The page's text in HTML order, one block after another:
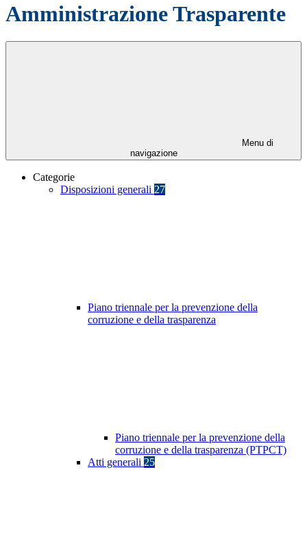
Amministrazione Trasparente
Menu di
navigazione
Categorie
Disposizioni generali 27
Piano triennale per la prevenzione della
corruzione e della trasparenza
Piano triennale per la prevenzione della
corruzione e della trasparenza (PTPCT)
Atti generali 25